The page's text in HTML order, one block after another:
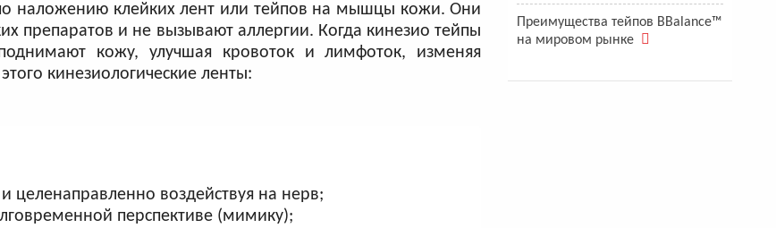
наложению клейких лент или тейпов на мышцы кожи. Они
препаратов и не вызывают аллергии. Когда кинезио тейпы
кожу, улучшая кровоток и лимфоток, изменяя
кинезиологические ленты:
воздействуя на нерв;
перспективе (мимику);
Преимущества тейпов BBalance™
на мировом рынке